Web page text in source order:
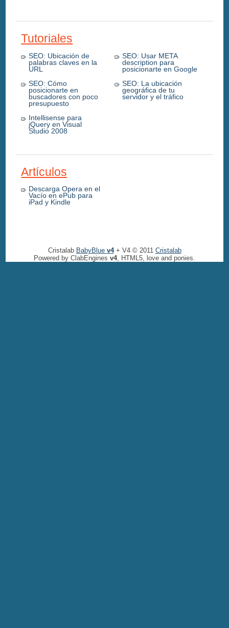
Tutoriales
SEO: Ubicación de
palabras claves en la
URL
SEO: Usar META
description para
posicionarte en Google
SEO: Cómo
posicionarte en
buscadores con poco
presupuesto
SEO: La ubicación
geográfica de tu
servidor y el tráfico
Intellisense para
jQuery en Visual
Studio 2008
Artículos
Descarga Opera en el
Vacío en ePub para
iPad y Kindle
Cristalab BabyBlue v4+ V4 © 2011 Cristalab
Powered by ClabEngines v4, HTML5, love and ponies.